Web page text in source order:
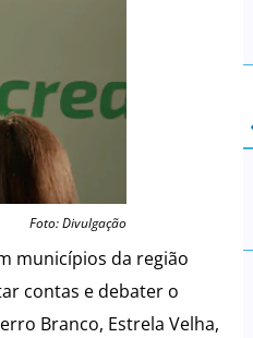
Foto: Divulgação
municípios da região
contas e debater o
Branco, Estrela Velha,